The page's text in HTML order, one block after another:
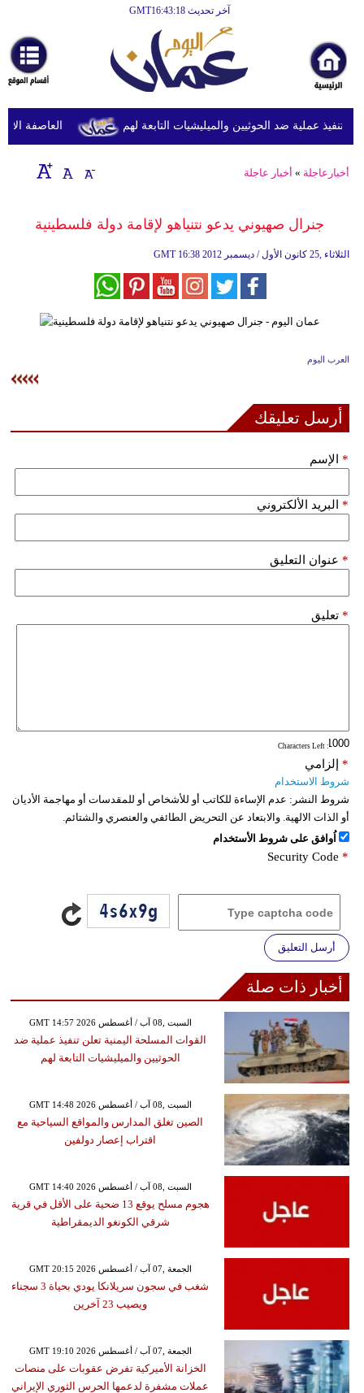
آخر تحديث GMT16:43:18
أخبارعاجلة
رياضة
ثقافة
إقتصاد
وموسيقى
وتغذية
وسفر
تعليم
سيارات
العاصفة عملية ضد الحوثيين والميليشيات التابعة لهم
أخبارعاجلة » أخبار عاجلة
جنرال صهيوني يدعو نتنياهو لإقامة دولة فلسطينية
GMT 16:38 2012 الثلاثاء ,25 كانون الأول / ديسمبر
العرب اليوم
أرسل تعليقك
الإسم *
البريد الألكتروني *
عنوان التعليق *
تعليق *
: Characters Left
إلزامي *
شروط الاستخدام
شروط النشر: عدم الإساءة للكاتب أو للأشخاص أو للمقدسات أو مهاجمة الأديان
أو الذات الالهية. والابتعاد عن التحريض الطائفي والعنصري والشتائم.
اُوافق على شروط الأستخدام
Security Code *
أرسل التعليق
أخبار ذات صلة
GMT 14:57 2026 السبت ,08 آب / أغسطس
القوات المسلحة اليمنية تعلن تنفيذ عملية ضد
الحوثيين والميليشيات التابعة لهم
GMT 14:48 2026 السبت ,08 آب / أغسطس
الصين تغلق المدارس والمواقع السياحية مع
اقتراب إعصار دولفين
GMT 14:40 2026 السبت ,08 آب / أغسطس
هجوم مسلح يوقع 13 ضحية على الأقل في قرية
شرقي الكونغو الديمقراطية
GMT 20:15 2026 الجمعة ,07 آب / أغسطس
شغب في سجون سريلانكا يودي بحياة 3 سجناء
ويصيب 23 آخرين
GMT 19:10 2026 الجمعة ,07 آب / أغسطس
الخزانة الأميركية تفرض عقوبات على منصات
عملات مشفرة لدعمها الحرس الثوري الإيراني